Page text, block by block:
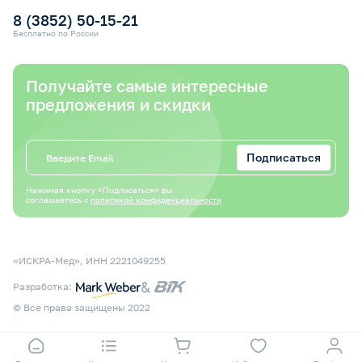
8 (3852) 50-15-21
Бесплатно по России
Получайте самые интересные
предложения и скидки
Подписаться
Нажимая кнопку «Подписаться» вы
соглашаетесь с политикой конфиденциальности
«ИСКРА-Мед», ИНН 2221049255
Разработка: &
© Все права защищены 2022